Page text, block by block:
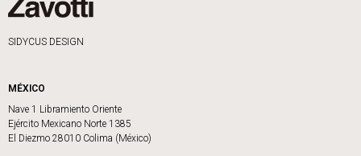
SIDYCUS DESIGN
MÉXICO
Nave 1 Libramiento Oriente
Ejército Mexicano Norte 1385
El Diezmo 28010 Colima (México)